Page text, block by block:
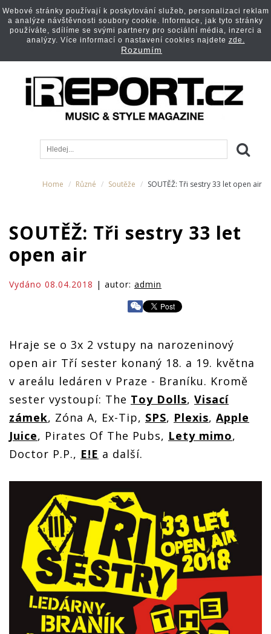
Home Různé Soutěže SOUTĚŽ: Tři sestry 33 let open air
SOUTĚŽ: Tři sestry 33 let
open air
Vydáno 08.04.2018 | autor: admin
Hraje se o 3x 2 vstupy na narozeninový
open air Tří sester konaný 18. a 19. května
v areálu ledáren v Praze - Braníku. Kromě
sester vystoupí: The Toy Dolls, Visací
zámek, Zóna A, Ex-Tip, SPS, Plexis, Apple
Juice, Pirates Of The Pubs, Lety mimo,
Doctor P.P., E!E a další.
Webové stránky používají k poskytování služeb, personalizaci reklam
a analýze návštěvnosti soubory cookie. Informace, jak tyto stránky
používáte, sdílíme se svými partnery pro sociální média, inzerci a
analýzy. Více informací o nastavení cookies najdete zde.
Rozumím